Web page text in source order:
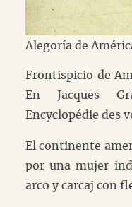
Alegoría de
Frontispicio de
En Jacques
Encyclopédie des
El continente
por una mujer
arco y carcaj con